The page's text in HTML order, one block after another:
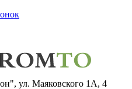
ул. Маяковского 1А, 4